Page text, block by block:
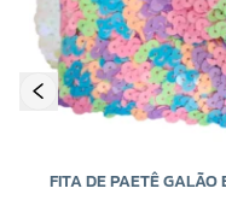
FITA DE PAETÊ GALÃO